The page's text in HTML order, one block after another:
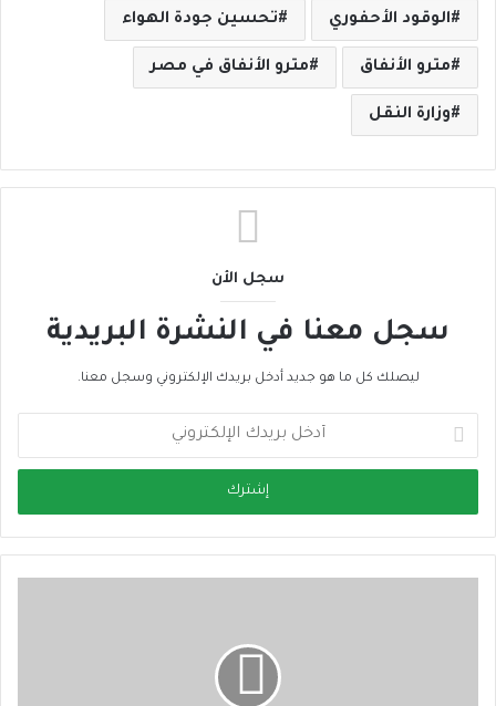
الوقود الأحفوري تحسين جودة الهواء
مترو الأنفاق مترو الأنفاق في مصر
وزارة النقل
سجل الأن
سجل معنا في النشرة البريدية
ليصلك كل ما هو جديد أدخل بريدك الإلكتروني وسجل معنا.
خ
ب
ر